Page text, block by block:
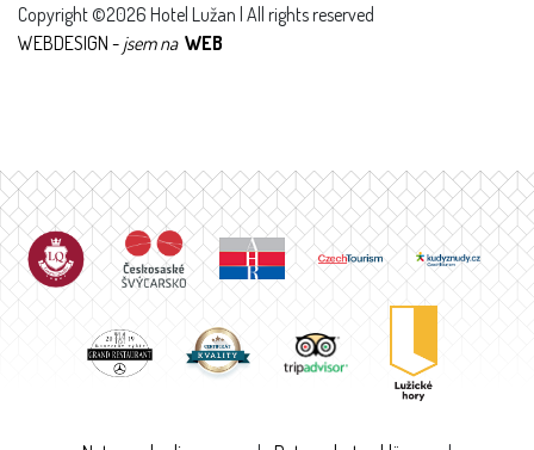
Copyright ©2026 Hotel Lužan | All rights reserved
WEBDESIGN - jsem na WEB